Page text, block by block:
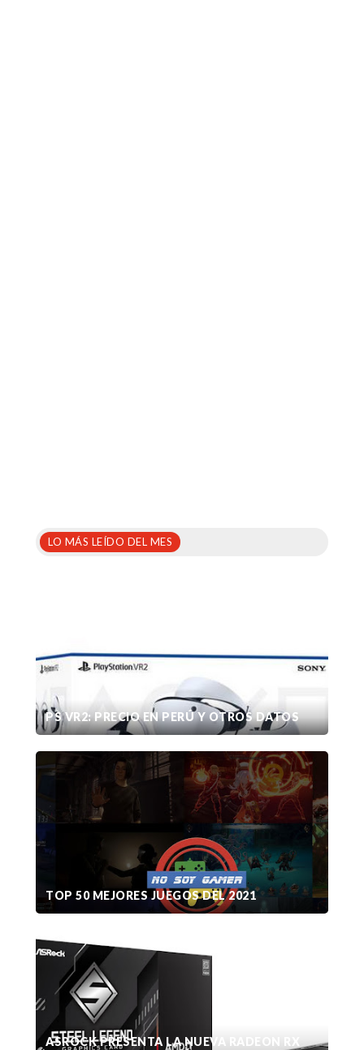
LO MÁS LEÍDO DEL MES
PS VR2: PRECIO EN PERÚ Y OTROS DATOS
TOP 50 MEJORES JUEGOS DEL 2021
ASROCK PRESENTA LA NUEVA RADEON RX